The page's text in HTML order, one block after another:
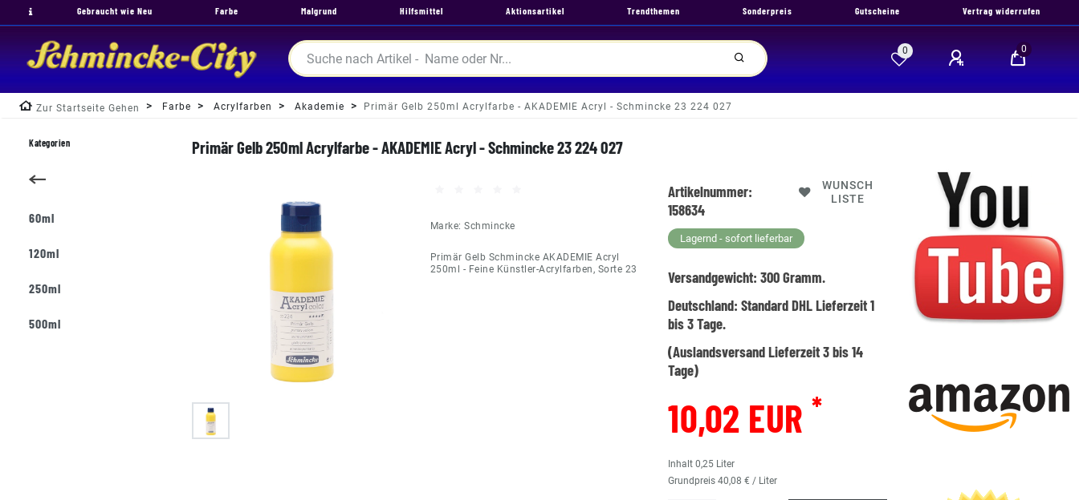
Gebraucht wie Neu Farbe Malgrund Hilfsmittel Aktionsartikel Trendthemen Sonderpreis Gutscheine Vertrag widerrufen
0 0
Zur Startseite Gehen Farbe Acrylfarben Akademie Primär Gelb 250ml Acrylfarbe - AKADEMIE Acryl - Schmincke 23 224 027
Primär Gelb 250ml Acrylfarbe - AKADEMIE Acryl - Schmincke 23 224 027
Marke:Schmincke
Primär Gelb Schmincke AKADEMIE Acryl
250ml - Feine Künstler-Acrylfarben, Sorte 23
Artikelnummer:
158634
WUNSCH
LISTE
Lagernd - sofort lieferbar
Versandgewicht:300Gramm.
Deutschland:Standard DHL Lieferzeit 1
bis 3 Tage.
(Auslandsversand Lieferzeit 3 bis 14
Tage)
10,02 EUR*
Inhalt0,25 Liter
Grundpreis40,08 € / Liter
Kategorien
60ml
120ml
250ml
500ml